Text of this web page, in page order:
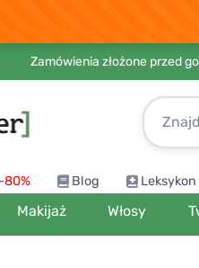
Zamówienia złożone przed
80% Blog Leksykon
Makijaż Włosy